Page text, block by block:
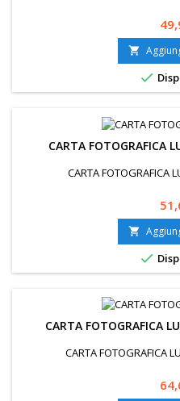


CARTA FOTOGRAFICA
CARTA FOTOGRAFICA


CARTA FOTOGRAFICA
CARTA FOTOGRAFICA